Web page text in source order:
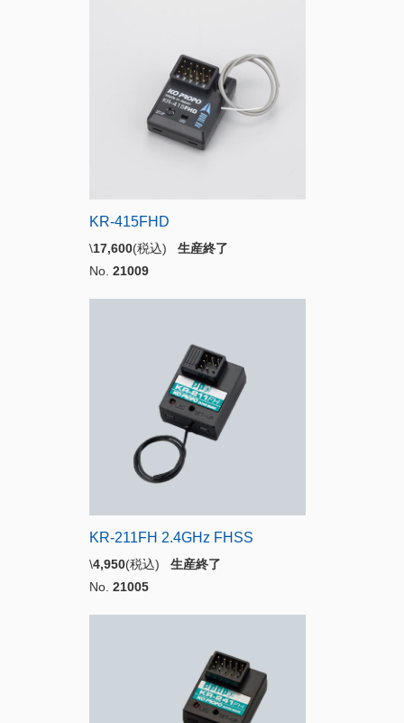
KR-415FHD
\17,600(税込) 生産終了
No. 21009
KR-211FH 2.4GHz FHSS
\4,950(税込) 生産終了
No. 21005